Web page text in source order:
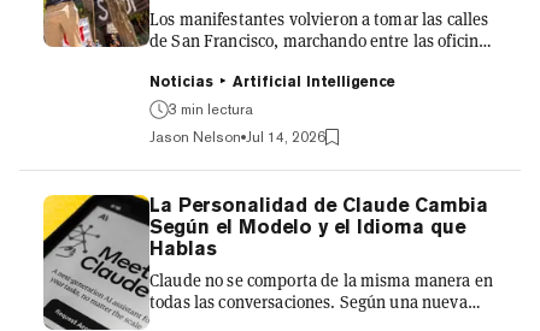
Los manifestantes volvieron a tomar las calles
de San Francisco, marchando entre las oficinas
exigiendo una pausa en el desarrollo de
sistemas de IA más potentes. La
manifestación del sábado, organizada por Stop
the AI Race, fue más allá de la seguridad de la
IA para incluir preocupaciones sobre la
pérdida de empleos, el impacto ambiental de
la IA, el aumento del costo de la vivienda en
San Francisco y la creciente influencia de las
grandes empresas tecnol...
Noticias
Artificial Intelligence
3 min lectura
Jason Nelson Jul 14, 2026
La Personalidad de Claude Cambia
Según el Modelo y el Idioma que
Hablas
Claude no se comporta de la misma manera en
todas las conversaciones. Según una nueva